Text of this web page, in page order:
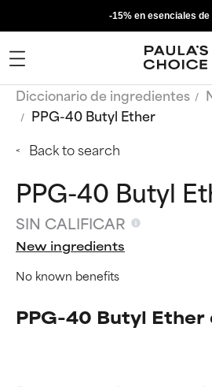
-15% en esenciales
Diccionario de ingredientes
PPG-40 Butyl Ether
Back to search
PPG-40 Butyl
SIN CALIFICAR
New ingredients
No known benefits
PPG-40 Butyl